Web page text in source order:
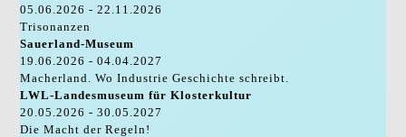
05.06.2026 - 22.11.2026
Trisonanzen
Sauerland-Museum
19.06.2026 - 04.04.2027
Macherland. Wo Industrie Geschichte schreibt.
LWL-Landesmuseum für Klosterkultur
20.05.2026 - 30.05.2027
Die Macht der Regeln!